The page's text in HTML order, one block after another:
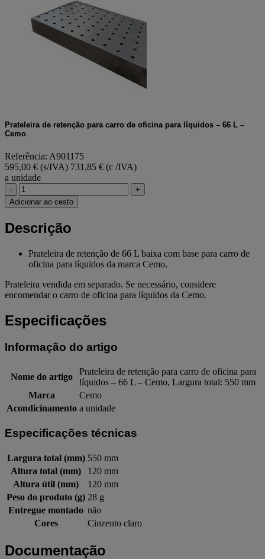
Prateleira de retenção para carro de oficina para líquidos – 66 L –
Cemo
Referência: A901175
595,00 € (s/IVA) 731,85 € (c /IVA)
a unidade
-
+
Adicionar ao cesto
Descrição
Prateleira de retenção de 66 L baixa com base para carro de
oficina para líquidos da marca Cemo.
Prateleira vendida em separado. Se necessário, considere
encomendar o carro de oficina para líquidos da Cemo.
Especificações
Informação do artigo
Nome do artigo
Prateleira de retenção para carro de oficina para
líquidos – 66 L – Cemo, Largura total: 550 mm
Marca
Cemo
Acondicinamento a unidade
Especificações técnicas
Largura total (mm) 550 mm
Altura total (mm)
120 mm
Altura útil (mm)
120 mm
Peso do produto (g) 28 g
Entregue montado não
Cores
Cinzento claro
Documentação